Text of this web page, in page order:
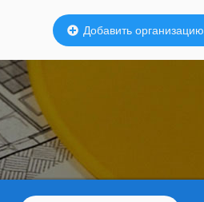
Добавить организацию